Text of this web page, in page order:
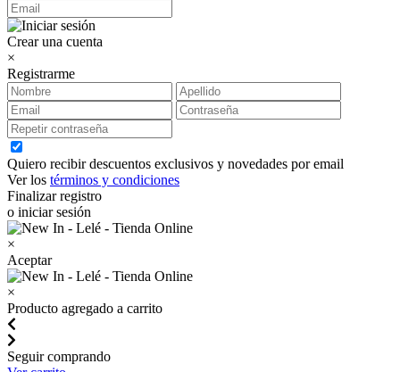
Crear una cuenta
×
Registrarme
Quiero recibir descuentos exclusivos y novedades por email
Ver los términos y condiciones
Finalizar registro
o iniciar sesión
×
Aceptar
×
Producto agregado a carrito
Seguir comprando